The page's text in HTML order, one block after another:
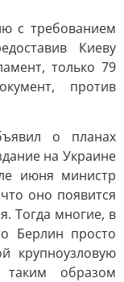
с требованием
Киеву
только 79
против
о планах
на Украине
июня министр
оно появится
Тогда многие, в
Берлин просто
крупноузловую
таким образом